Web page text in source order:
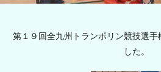
第１９回全九州トランポリン競技選手
した。